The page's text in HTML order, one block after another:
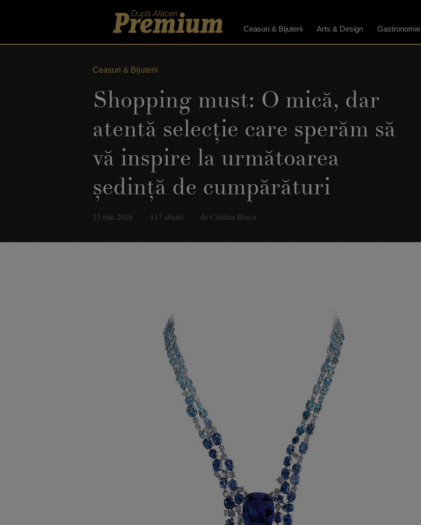
Ceasuri & Bijuterii Arts & Design Gastronomie
Ceasuri & Bijuterii
Shopping must: O mică, dar
atentă selecţie care sperăm să
vă inspire la următoarea
şedinţă de cumpărături
23 mai 2026 117 afişări de Cristina Roşca